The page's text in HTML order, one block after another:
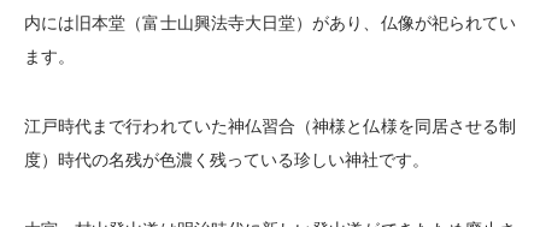
内には旧本堂（富士山興法寺大日堂）があり、仏像が祀られてい
ます。
江戸時代まで行われていた神仏習合（神様と仏様を同居させる制
度）時代の名残が色濃く残っている珍しい神社です。